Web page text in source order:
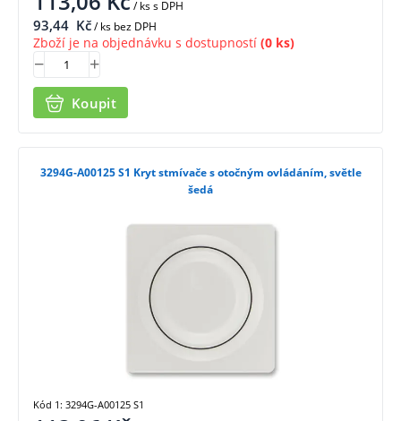
/ kss DPH
93,44 Kč/ ks bez DPH
Zboží je na objednávku s dostupností (0 ks)
Koupit
3294G-A00125 S1 Kryt stmívače s otočným ovládáním, světle
šedá
Kód 1: 3294G-A00125 S1